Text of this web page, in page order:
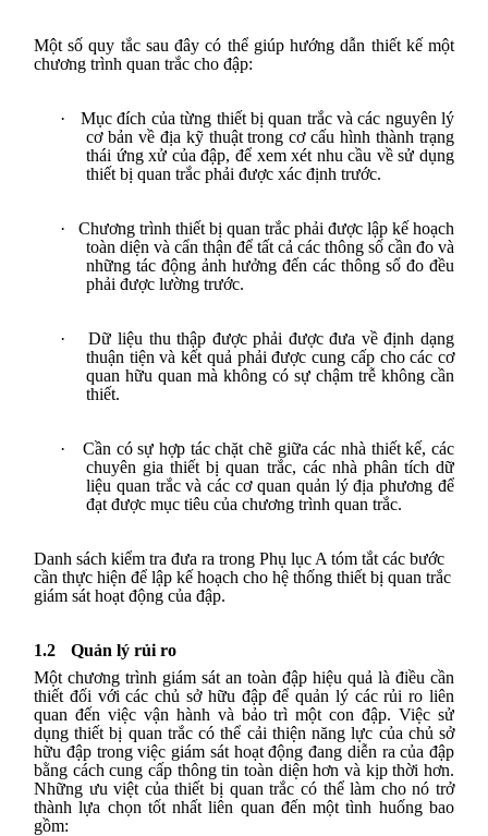
Một số quy tắc sau đây có thể giúp hướng dẫn thiết kế một
chương trình quan trắc cho đập:
·
Mục đích của từng thiết bị quan trắc và các nguyên lý
cơ bản về địa kỹ thuật trong cơ cấu hình thành trạng
thái ứng xử của đập, để xem xét nhu cầu về sử dụng
thiết bị quan trắc phải được xác định trước.
·
Chương trình thiết bị quan trắc phải được lập kế hoạch
toàn diện và cẩn thận để tất cả các thông số cần đo và
những tác động ảnh hưởng đến các thông số đo đều
phải được lường trước.
·
Dữ liệu thu thập được phải được đưa về định dạng
thuận tiện và kết quả phải được cung cấp cho các cơ
quan hữu quan mà không có sự chậm trễ không cần
thiết.
·
Cần có sự hợp tác chặt chẽ giữa các nhà thiết kế, các
chuyên gia thiết bị quan trắc, các nhà phân tích dữ
liệu quan trắc và các cơ quan quản lý địa phương để
đạt được mục tiêu của chương trình quan trắc.
Danh sách kiểm tra đưa ra trong Phụ lục A tóm tắt các bước
cần thực hiện để lập kế hoạch cho hệ thống thiết bị quan trắc
giám sát hoạt động của đập.
1.2
Quản lý rủi ro
Một chương trình giám sát an toàn đập hiệu quả là điều cần
thiết đối với các chủ sở hữu đập để quản lý các rủi ro liên
quan đến việc vận hành và bảo trì một con đập. Việc sử
dụng thiết bị quan trắc có thể cải thiện năng lực của chủ sở
hữu đập trong việc giám sát hoạt động đang diễn ra của đập
bằng cách cung cấp thông tin toàn diện hơn và kịp thời hơn.
Những ưu việt của thiết bị quan trắc có thể làm cho nó trở
thành lựa chọn tốt nhất liên quan đến một tình huống bao
gồm: